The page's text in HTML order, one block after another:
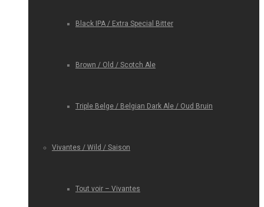
Black IPA / Extra Special Bitter
Brown / Old / Scotch Ale
Triple Belge / Belgian Dark Ale / Oud Bruin
Vivantes / Wild / Saison
Tout voir – Vivantes